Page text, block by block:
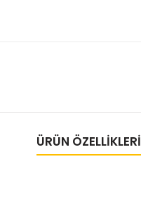
ÜRÜN ÖZELLIKLERI